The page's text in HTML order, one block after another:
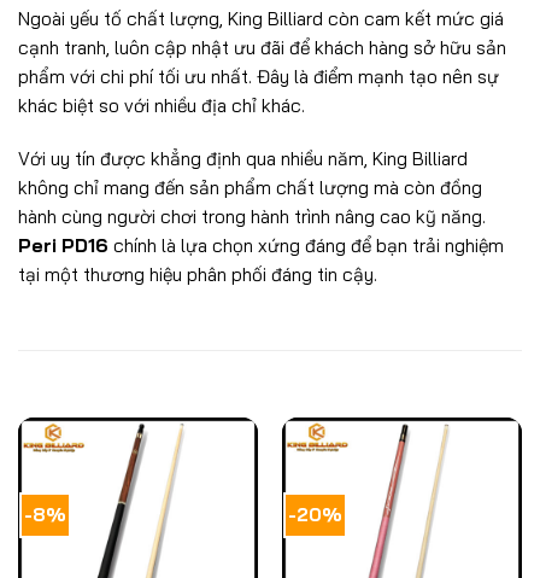
Ngoài yếu tố chất lượng, King Billiard còn cam kết mức giá
cạnh tranh, luôn cập nhật ưu đãi để khách hàng sở hữu sản
phẩm với chi phí tối ưu nhất. Đây là điểm mạnh tạo nên sự
khác biệt so với nhiều địa chỉ khác.
Với uy tín được khẳng định qua nhiều năm, King Billiard
không chỉ mang đến sản phẩm chất lượng mà còn đồng
hành cùng người chơi trong hành trình nâng cao kỹ năng.
Peri PD16 chính là lựa chọn xứng đáng để bạn trải nghiệm
tại một thương hiệu phân phối đáng tin cậy.
-8% -20%